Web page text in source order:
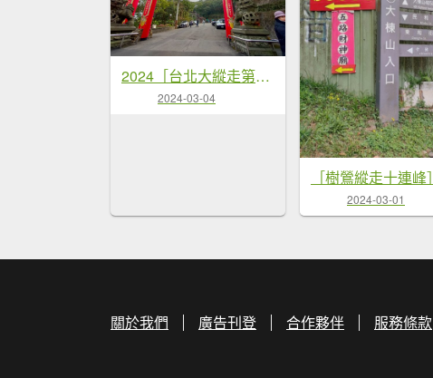
2024［台北大縱走第5段］（劍潭站~碧山巖）（2024/3/4）
2024-03-04
2024-03-01
關於我們 廣告刊登 合作夥伴 服務條款